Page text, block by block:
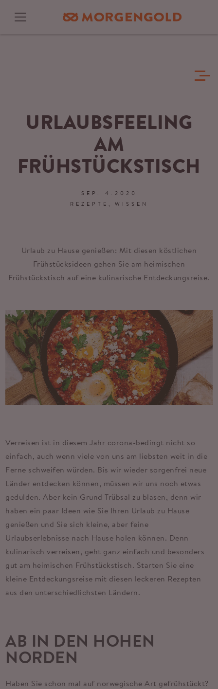
URLAUBSFEELING
AM
FRÜHSTÜCKSTISCH
SEP. 4.2020
REZEPTE
WISSEN
Urlaub zu Hause genießen: Mit diesen köstlichen
Frühstücksideen gehen Sie am heimischen
Frühstückstisch auf eine kulinarische Entdeckungsreise.
Verreisen ist in diesem Jahr corona-bedingt nicht so
einfach, auch wenn viele von uns am liebsten weit in die
Ferne schweifen würden. Bis wir wieder sorgenfrei neue
Länder entdecken können, müssen wir uns noch etwas
gedulden. Aber kein Grund Trübsal zu blasen, denn wir
haben ein paar Ideen wie Sie Ihren Urlaub zu Hause
genießen und Sie sich kleine, aber feine
Urlaubserlebnisse nach Hause holen können. Denn
kulinarisch verreisen, geht ganz einfach und besonders
gut am heimischen Frühstückstisch. Starten Sie eine
kleine Entdeckungsreise mit diesen leckeren Rezepten
aus den unterschiedlichsten Ländern.
AB IN DEN HOHEN
NORDEN
Haben Sie schon mal auf norwegische Art gefrühstückt?